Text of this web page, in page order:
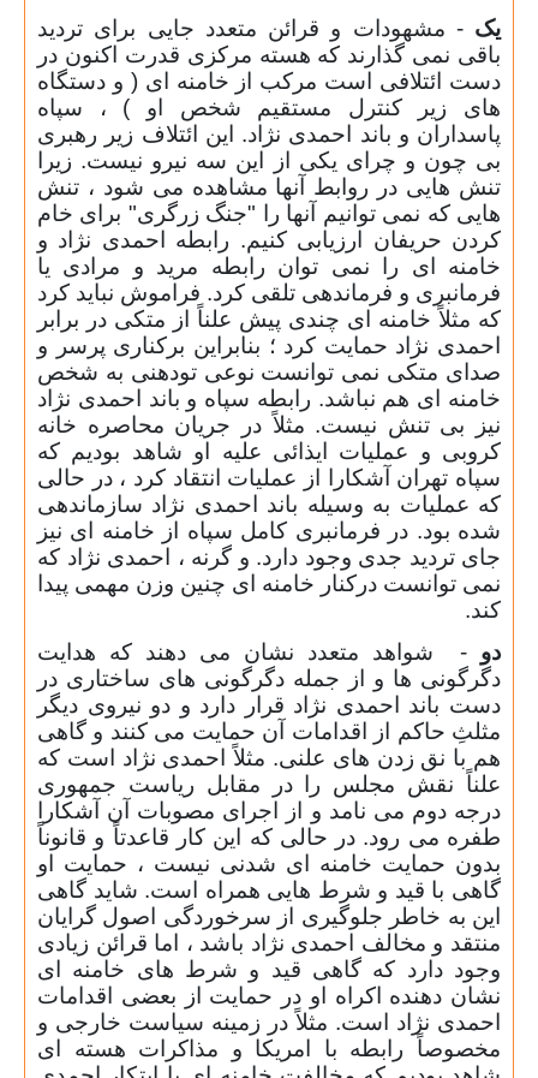
یک - مشهودات و قرائن متعدد جایی برای تردید
باقی نمی گذارند که هسته مرکزی قدرت اکنون در
دست ائتلافی است مرکب از خامنه ای ( و دستگاه
های زیر کنترل مستقیم شخص او ) ، سپاه
پاسداران و باند احمدی نژاد. این ائتلاف زیر رهبری
بی چون و چرای یکی از این سه نیرو نیست. زیرا
تنش هایی در روابط آنها مشاهده می شود ، تنش
هایی که نمی توانیم آنها را "جنگ زرگری" برای خام
کردن حریفان ارزیابی کنیم. رابطه احمدی نژاد و
خامنه ای را نمی توان رابطه مرید و مرادی یا
فرمانبری و فرماندهی تلقی کرد. فراموش نباید کرد
که مثلاً خامنه ای چندی پیش علناً از متکی در برابر
احمدی نژاد حمایت کرد ؛ بنابراین برکناری پرسر و
صدای متکی نمی توانست نوعی تودهنی به شخص
خامنه ای هم نباشد. رابطه سپاه و باند احمدی نژاد
نیز بی تنش نیست. مثلاً در جریان محاصره خانه
کروبی و عملیات ایذائی علیه او شاهد بودیم که
سپاه تهران آشکارا از عملیات انتقاد کرد ، در حالی
که عملیات به وسیله باند احمدی نژاد سازماندهی
شده بود. در فرمانبری کامل سپاه از خامنه ای نیز
جای تردید جدی وجود دارد. و گرنه ، احمدی نژاد که
نمی توانست درکنار خامنه ای چنین وزن مهمی پیدا
کند.
دو -
شواهد متعدد نشان می دهند که هدایت
دگرگونی ها و از جمله دگرگونی های ساختاری در
دست باند احمدی نژاد قرار دارد و دو نیروی دیگر
مثلثِ حاکم از اقدامات آن حمایت می کنند و گاهی
هم با نق زدن های علنی. مثلاً احمدی نژاد است که
علناً نقش مجلس را در مقابل ریاست جمهوری
درجه دوم می نامد و از اجرای مصوبات آن آشکارا
طفره می رود. در حالی که این کار قاعدتاً و قانوناً
بدون حمایت خامنه ای شدنی نیست ، حمایت او
گاهی با قید و شرط هایی همراه است. شاید گاهی
این به خاطر جلوگیری از سرخوردگی اصول گرایان
منتقد و مخالف احمدی نژاد باشد ، اما قرائن زیادی
وجود دارد که گاهی قید و شرط های خامنه ای
نشان دهنده اکراه او در حمایت از بعضی اقدامات
احمدی نژاد است. مثلاً در زمینه سیاست خارجی و
مخصوصاً رابطه با امریکا و مذاکرات هسته ای